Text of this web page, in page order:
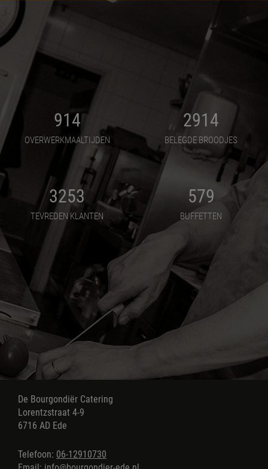
914
OVERWERKMAALTIJDEN
2914
BELEGDE BROODJES
3253
TEVREDEN KLANTEN
579
BUFFETTEN
De Bourgondiër Catering
Lorentzstraat 4-9
6716 AD Ede
Telefoon: 06-12910730